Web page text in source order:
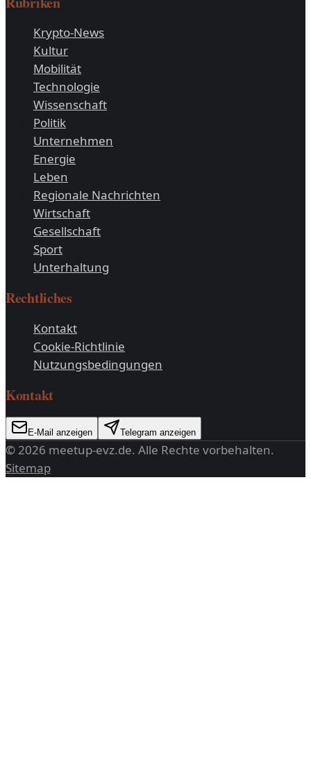
Krypto-News
Kultur
Mobilität
Technologie
Wissenschaft
Politik
Unternehmen
Energie
Leben
Regionale Nachrichten
Wirtschaft
Gesellschaft
Sport
Unterhaltung
Rechtliches
Kontakt
Cookie-Richtlinie
Nutzungsbedingungen
Kontakt
E-Mail anzeigen Telegram anzeigen
©2026 meetup-evz.de. Alle Rechte vorbehalten.
Sitemap